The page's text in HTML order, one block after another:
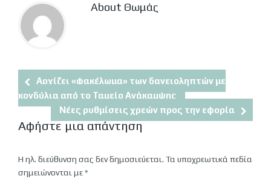
About Θωμάς
Αρχίζει «φακέλωμα» των δανειοληπτών με
κονδύλια από το Ταμείο Ανάκαμψης
Νέες ρυθμίσεις χρεών προς την εφορία
Αφήστε μια απάντηση
Η ηλ. διεύθυνση σας δεν δημοσιεύεται. Τα υποχρεωτικά πεδία
σημειώνονται με*